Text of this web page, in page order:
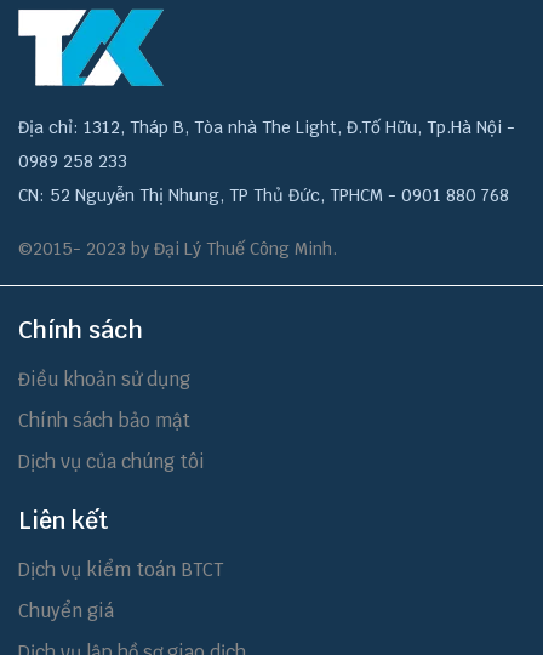
Địa chỉ: 1312, Tháp B, Tòa nhà The Light, Đ.Tố Hữu, Tp.Hà Nội -
0989 258 233
CN: 52 Nguyễn Thị Nhung, TP Thủ Đức, TPHCM - 0901 880 768
©2015- 2023 by Đại Lý Thuế Công Minh.
Chính sách
Điều khoản sử dụng
Chính sách bảo mật
Dịch vụ của chúng tôi
Liên kết
Dịch vụ kiểm toán BTCT
Chuyển giá